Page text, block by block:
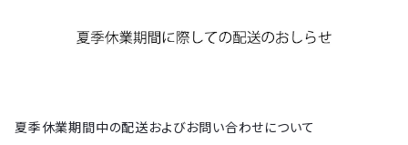
夏季休業期間中の配送およびお問い合わせについて